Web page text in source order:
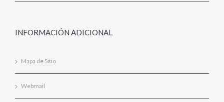
INFORMACIÓN ADICIONAL
Mapa de Sitio
Webmail